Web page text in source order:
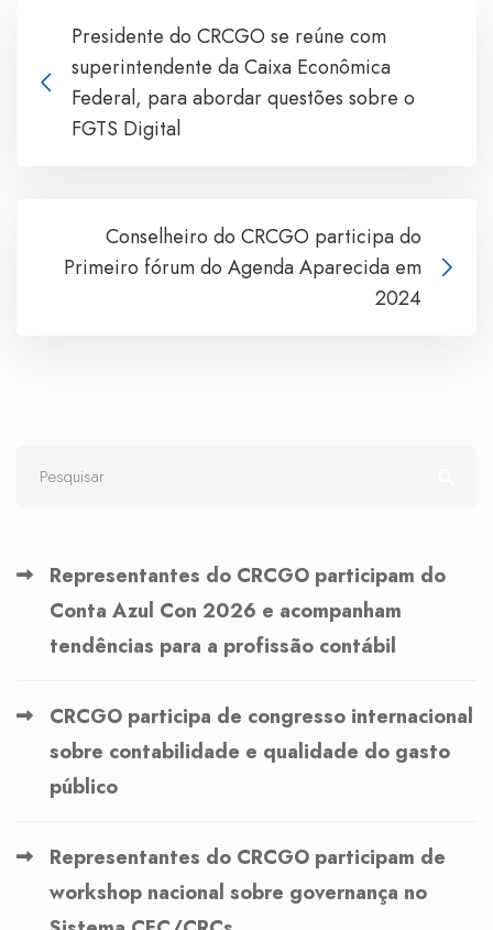
Presidente do CRCGO se reúne com
superintendente da Caixa Econômica
Federal, para abordar questões sobre o
FGTS Digital
Conselheiro do CRCGO participa do
Primeiro fórum do Agenda Aparecida em
2024
Representantes do CRCGO participam do
Conta Azul Con 2026 e acompanham
tendências para a profissão contábil
CRCGO participa de congresso internacional
sobre contabilidade e qualidade do gasto
público
Representantes do CRCGO participam de
workshop nacional sobre governança no